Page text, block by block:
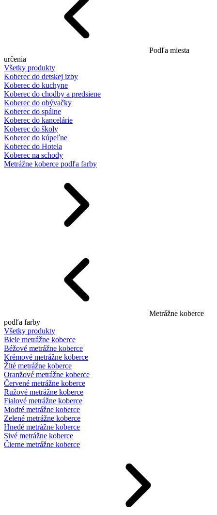
Podľa miesta
určenia
Všetky produkty
Koberec do detskej izby
Koberec do kuchyne
Koberec do chodby a predsiene
Koberec do obývačky
Koberec do spálne
Koberec do kancelárie
Koberec do školy
Koberec do kúpeľne
Koberec do Hotela
Koberec na schody
Metrážne koberce podľa farby
Metrážne koberce
podľa farby
Všetky produkty
Biele metrážne koberce
Béžové metrážne koberce
Krémové metrážne koberce
Žlté metrážne koberce
Oranžové metrážne koberce
Červené metrážne koberce
Ružové metrážne koberce
Fialové metrážne koberce
Modré metrážne koberce
Zelené metrážne koberce
Hnedé metrážne koberce
Sivé metrážne koberce
Čierne metrážne koberce